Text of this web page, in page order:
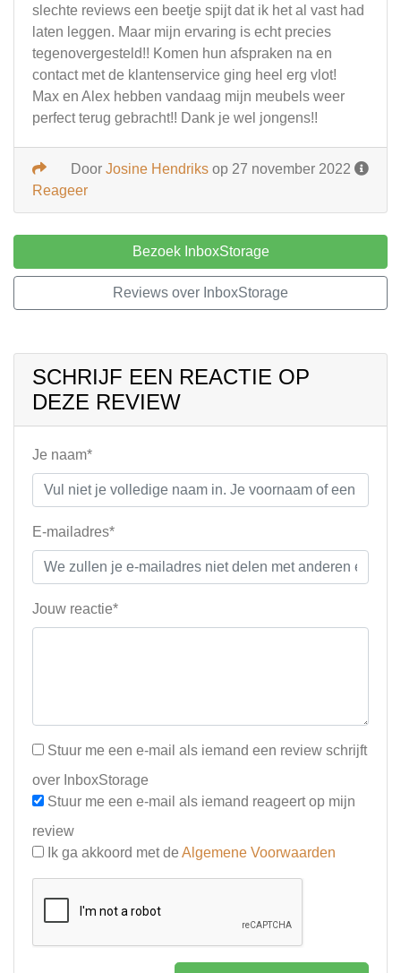
slechte reviews een beetje spijt dat ik het al vast had
laten leggen. Maar mijn ervaring is echt precies
tegenovergesteld!! Komen hun afspraken na en
contact met de klantenservice ging heel erg vlot!
Max en Alex hebben vandaag mijn meubels weer
perfect terug gebracht!! Dank je wel jongens!!
Door Josine Hendriks op 27 november 2022
Reageer
Bezoek InboxStorage
Reviews over InboxStorage
SCHRIJF EEN REACTIE OP
DEZE REVIEW
Je naam*
E-mailadres*
Jouw reactie*
Stuur me een e-mail als iemand een review schrijft
over InboxStorage
Stuur me een e-mail als iemand reageert op mijn
review
Ik ga akkoord met de Algemene Voorwaarden